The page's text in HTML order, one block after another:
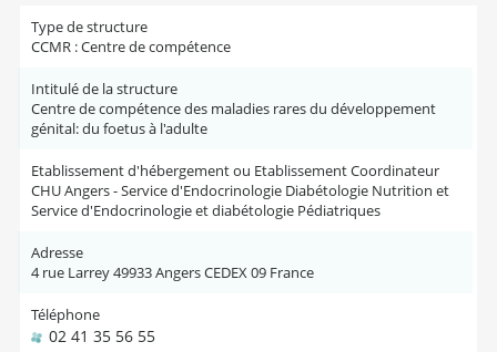
Type de structure
CCMR : Centre de compétence
Intitulé de la structure
Centre de compétence des maladies rares du développement
génital: du foetus à l'adulte
Etablissement d'hébergement ou Etablissement Coordinateur
CHU Angers - Service d'Endocrinologie Diabétologie Nutrition et
Service d'Endocrinologie et diabétologie Pédiatriques
Adresse
4 rue Larrey 49933 Angers CEDEX 09 France
Téléphone
02 41 35 56 55